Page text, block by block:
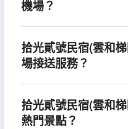
機場？
拾光貳號民宿(雲和
場接送服務？
拾光貳號民宿(雲和
熱門景點？